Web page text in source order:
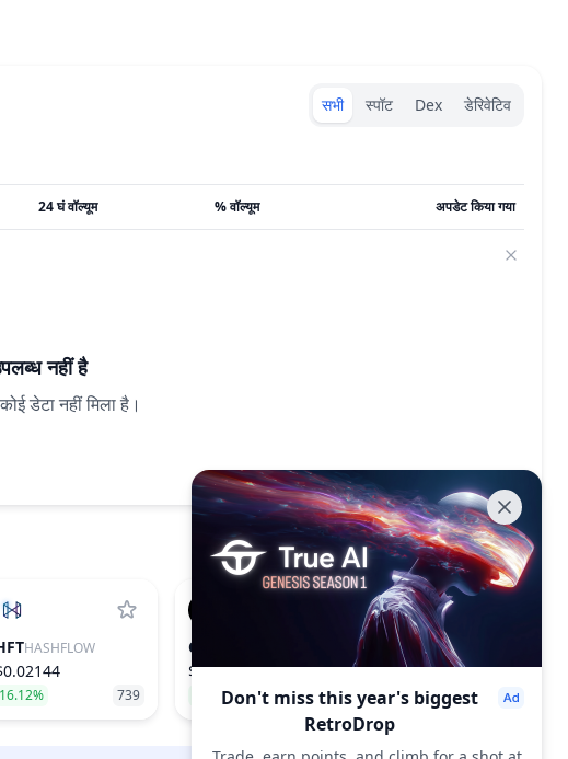
Exchanges type
सभी स्पॉट Dex डेरिवेटिव
24 घं वॉल्यूम % वॉल्यूम अपडेट किया गया
नहीं है
डेटा नहीं मिला है।
HASHFLOW
16.12% 739
CYS
$0.7656
26.54% 186
Don't miss this year's biggest
RetroDrop